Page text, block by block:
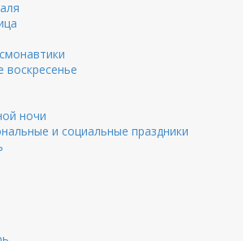
воскресенье
ночи
и социальные праздники